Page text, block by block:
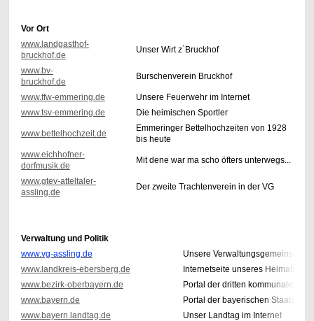
Vor Ort
www.landgasthof-
bruckhof.de
Unser Wirt z`Bruckhof
www.bv-
bruckhof.de
Burschenverein Bruckhof
www.ffw-emmering.de
Unsere Feuerwehr im Internet
www.tsv-emmering.de
Die heimischen Sportler
www.bettelhochzeit.de
Emmeringer Bettelhochzeiten von 1928
bis heute
www.eichhofner-
dorfmusik.de
Mit dene war ma scho öfters unterwegs...
www.gtev-atteltaler-
assling.de
Der zweite Trachtenverein in der VG
Verwaltung und Politik
www.vg-assling.de
Unsere Verwaltungsgemeinschaft
www.landkreis-ebersberg.de
Internetseite unseres
www.bezirk-oberbayern.de
Portal der dritten kommunalen
www.bayern.de
Portal der bayerischen
www.bayern.landtag.de
Unser Landtag im Internet